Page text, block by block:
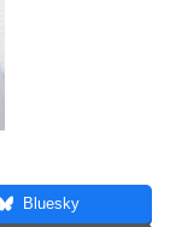
Bluesky